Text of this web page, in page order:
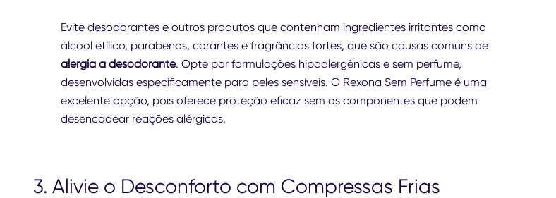
Evite desodorantes e outros produtos que contenham ingredientes irritantes como
álcool etílico, parabenos, corantes e fragrâncias fortes, que são causas comuns de
alergia a desodorante. Opte por formulações hipoalergênicas e sem perfume,
desenvolvidas especificamente para peles sensíveis. O Rexona Sem Perfume é uma
excelente opção, pois oferece proteção eficaz sem os componentes que podem
desencadear reações alérgicas.
3. Alivie o Desconforto com Compressas Frias